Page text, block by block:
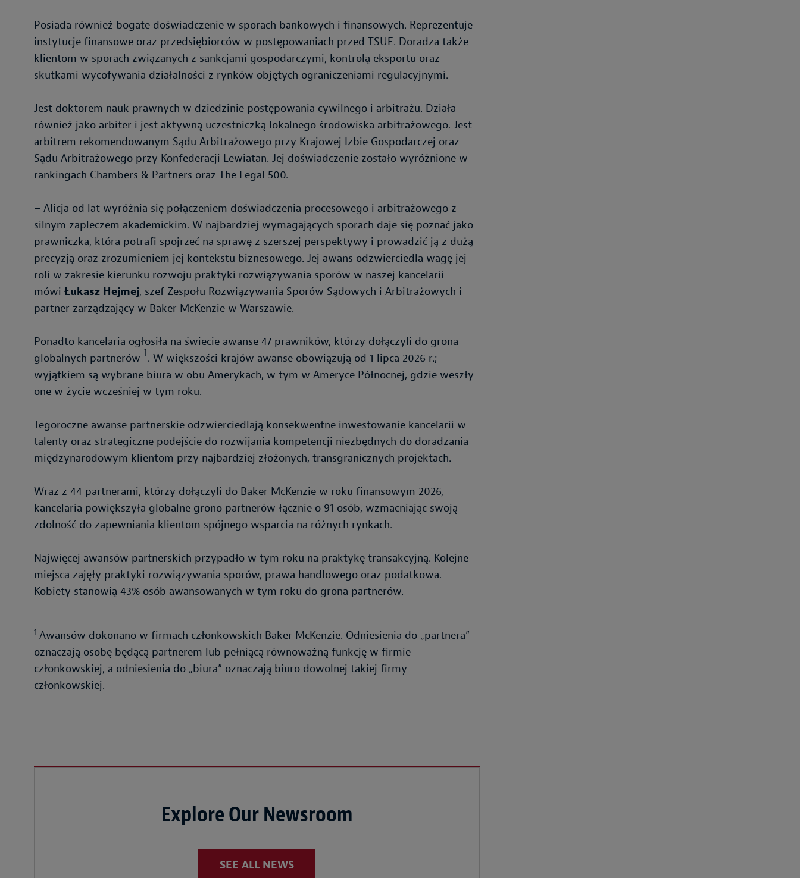
Posiada również bogate doświadczenie w sporach bankowych i finansowych. Reprezentuje
instytucje finansowe oraz przedsiębiorców w postępowaniach przed TSUE. Doradza także
klientom w sporach związanych z sankcjami gospodarczymi, kontrolą eksportu oraz
skutkami wycofywania działalności z rynków objętych ograniczeniami regulacyjnymi.
Jest doktorem nauk prawnych w dziedzinie postępowania cywilnego i arbitrażu. Działa
również jako arbiter i jest aktywną uczestniczką lokalnego środowiska arbitrażowego. Jest
arbitrem rekomendowanym Sądu Arbitrażowego przy Krajowej Izbie Gospodarczej oraz
Sądu Arbitrażowego przy Konfederacji Lewiatan. Jej doświadczenie zostało wyróżnione w
rankingach Chambers & Partners oraz The Legal 500.
– Alicja od lat wyróżnia się połączeniem doświadczenia procesowego i arbitrażowego z
silnym zapleczem akademickim. W najbardziej wymagających sporach daje się poznać jako
prawniczka, która potrafi spojrzeć na sprawę z szerszej perspektywy i prowadzić ją z dużą
precyzją oraz zrozumieniem jej kontekstu biznesowego. Jej awans odzwierciedla wagę jej
roli w zakresie kierunku rozwoju praktyki rozwiązywania sporów w naszej kancelarii –
mówi Łukasz Hejmej, szef Zespołu Rozwiązywania Sporów Sądowych i Arbitrażowych i
partner zarządzający w Baker McKenzie w Warszawie.
Ponadto kancelaria ogłosiła na świecie awanse 47 prawników, którzy dołączyli do grona
globalnych partnerów 1. W większości krajów awanse obowiązują od 1 lipca 2026 r.;
wyjątkiem są wybrane biura w obu Amerykach, w tym w Ameryce Północnej, gdzie weszły
one w życie wcześniej w tym roku.
Tegoroczne awanse partnerskie odzwierciedlają konsekwentne inwestowanie kancelarii w
talenty oraz strategiczne podejście do rozwijania kompetencji niezbędnych do doradzania
międzynarodowym klientom przy najbardziej złożonych, transgranicznych projektach.
Wraz z 44 partnerami, którzy dołączyli do Baker McKenzie w roku finansowym 2026,
kancelaria powiększyła globalne grono partnerów łącznie o 91 osób, wzmacniając swoją
zdolność do zapewniania klientom spójnego wsparcia na różnych rynkach.
Najwięcej awansów partnerskich przypadło w tym roku na praktykę transakcyjną. Kolejne
miejsca zajęły praktyki rozwiązywania sporów, prawa handlowego oraz podatkowa.
Kobiety stanowią 43% osób awansowanych w tym roku do grona partnerów.
1 Awansów dokonano w firmach członkowskich Baker McKenzie. Odniesienia do „partnera”
oznaczają osobę będącą partnerem lub pełniącą równoważną funkcję w firmie
członkowskiej, a odniesienia do „biura” oznaczają biuro dowolnej takiej firmy
członkowskiej.
Explore Our Newsroom
SEE ALL NEWS